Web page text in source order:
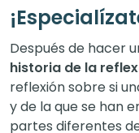
Después de hacer
historia de la
reflexión sobre si
y de la que se han
partes diferentes